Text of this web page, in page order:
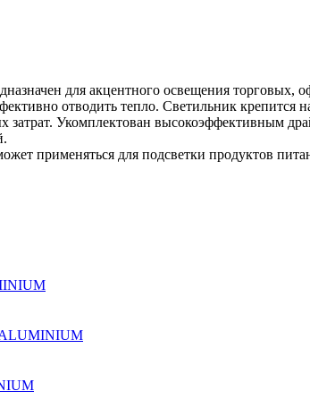
для акцентного освещения торговых,
отводить тепло. Светильник
Укомплектован высокоэффективным
применяться для подсветки продуктов
ALUMINIUM